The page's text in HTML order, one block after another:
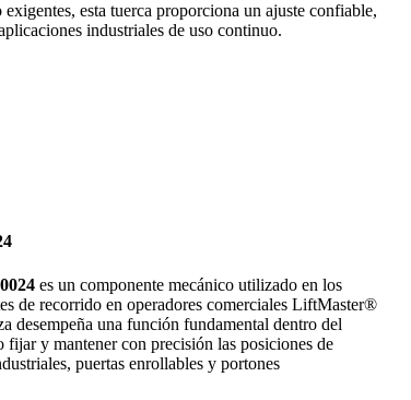
esta tuerca proporciona un ajuste confiable,
industriales de uso continuo.
es un componente mecánico utilizado en los
de recorrido en operadores comerciales LiftMaster®
desempeña una función fundamental dentro del
y mantener con precisión las posiciones de
puertas enrollables y portones